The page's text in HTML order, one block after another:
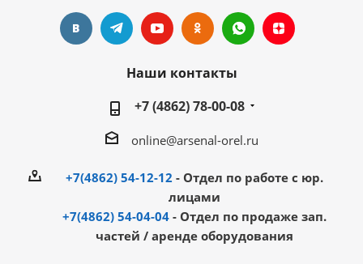
Наши контакты
+7 (4862) 78-00-08
online@arsenal-orel.ru
+7(4862) 54-12-12 - Отдел по работе с юр.
лицами
+7(4862) 54-04-04 - Отдел по продаже зап.
частей / аренде оборудования